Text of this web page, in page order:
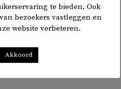
aan de Universiteit van Zuid-
de acteur, beroemd
werd gezet.
te bieden. Ook
bezoekers vastleggen en
website verbeteren.
Akkoord